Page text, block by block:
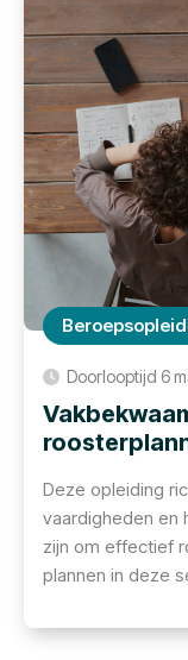
Doorlooptijd 6
Deze opleiding
vaardigheden en
zijn om effectief
plannen in deze